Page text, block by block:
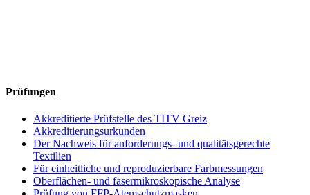
Prüfungen
Akkreditierte Prüfstelle des TITV Greiz
Akkreditierungsurkunden
Der Nachweis für anforderungs- und qualitätsgerechte
Textilien
Für einheitliche und reproduzierbare Farbmessungen
Oberflächen- und fasermikroskopische Analyse